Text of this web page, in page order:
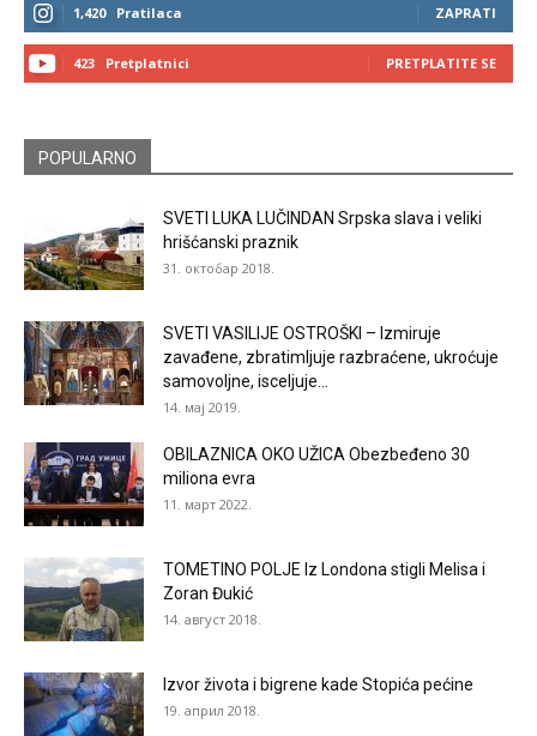
1,420 Pratilaca ZAPRATI
423 Pretplatnici PRETPLATITE SE
POPULARNO
SVETI LUKA LUČINDAN Srpska slava i veliki
hrišćanski praznik
31. октобар 2018.
SVETI VASILIJE OSTROŠKI – Izmiruje
zavađene, zbratimljuje razbraćene, ukroćuje
samovoljne, isceljuje...
14. мај 2019.
OBILAZNICA OKO UŽICA Obezbeđeno 30
miliona evra
11. март 2022.
TOMETINO POLJE Iz Londona stigli Melisa i
Zoran Đukić
14. август 2018.
Izvor života i bigrene kade Stopića pećine
19. април 2018.